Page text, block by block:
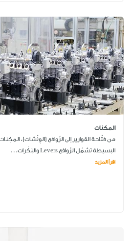
المكنات
من فتّاحة القوارير إلى الرَّوافع (الوِنْشات)،
البسيطة تشمُل الرَّوافع Levers والبَكَرات...
اقرأ المزيد